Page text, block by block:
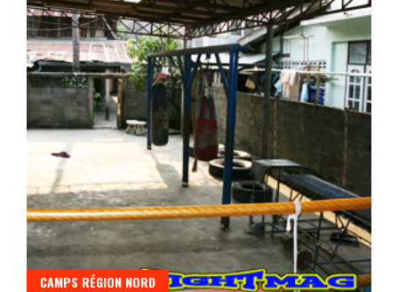
CAMPS RÉGION NORD